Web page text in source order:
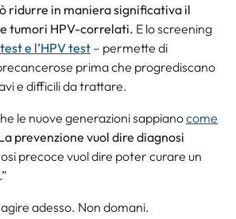
ridurre in maniera significativa il
tumori HPV-correlati. E lo screening
e l’HPV test – permette di
prima che progrediscano
e difficili da trattare.
le nuove generazioni sappianocome
prevenzione vuol dire diagnosi
precoce vuol dire poter curare un
adesso. Non domani.